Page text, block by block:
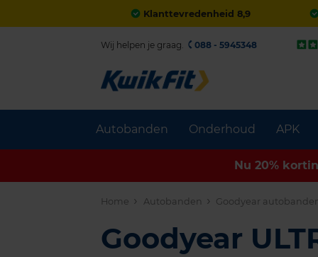
Klanttevredenheid 8,9
Autobanden Onderhoud APK
Wij helpen je graag. 088 - 5945348
Nu 20%
Home Autobanden Goodyear
Goodyear